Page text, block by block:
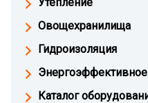
Овощехранилища
Гидроизоляция
Каталог